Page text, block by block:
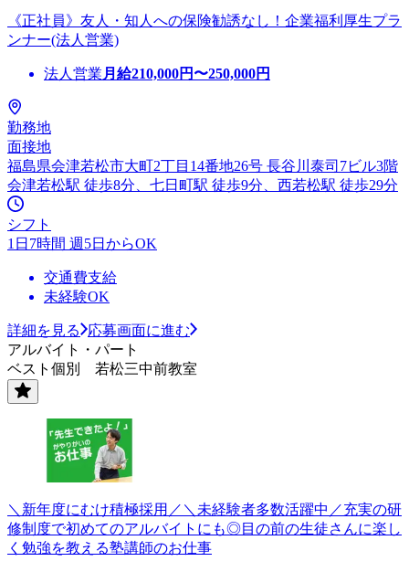
《正社員》友人・知人への保険勧誘なし！企業福利厚生プラ
ンナー(法人営業)
法人営業 月給210,000円〜250,000円
勤務地
面接地
福島県会津若松市大町2丁目14番地26号 長谷川泰司7ビル3階
会津若松駅 徒歩8分、七日町駅 徒歩9分、西若松駅 徒歩29分
シフト
1日7時間 週5日からOK
交通費支給
未経験OK
詳細を見る
応募画面に進む
アルバイト・パート
ベスト個別 若松三中前教室
＼新年度にむけ積極採用／＼未経験者多数活躍中／充実の研
修制度で初めてのアルバイトにも◎目の前の生徒さんに楽し
く勉強を教える塾講師のお仕事